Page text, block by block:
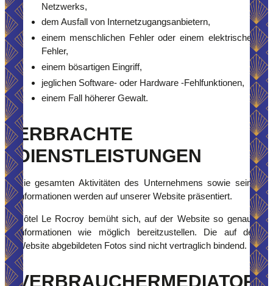
Netzwerks,
dem Ausfall von Internetzugangsanbietern,
einem menschlichen Fehler oder einem elektrischen
Fehler,
einem bösartigen Eingriff,
jeglichen Software- oder Hardware -Fehlfunktionen,
einem Fall höherer Gewalt.
ERBRACHTE
DIENSTLEISTUNGEN
Die gesamten Aktivitäten des Unternehmens sowie seine
Informationen werden auf unserer Website präsentiert.
Hôtel Le Rocroy bemüht sich, auf der Website so genaue
Informationen wie möglich bereitzustellen. Die auf der
Website abgebildeten Fotos sind nicht vertraglich bindend.
VERBRAUCHERMEDIATOR